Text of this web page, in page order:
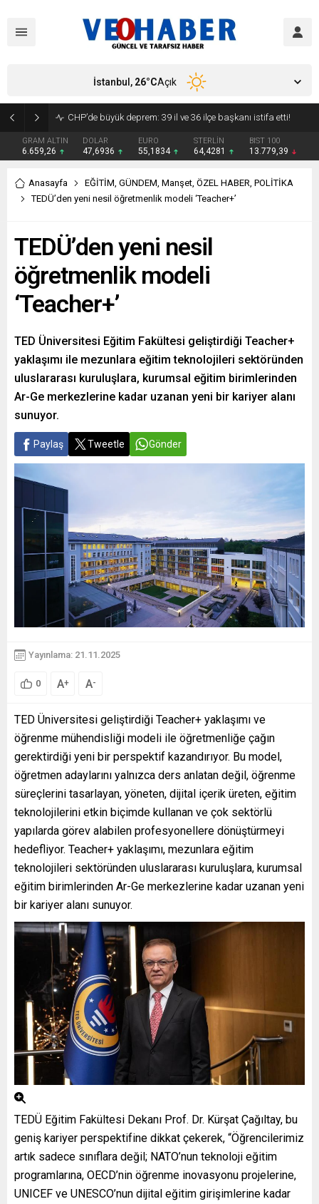
GRAM ALTIN
6.659,26
DOLAR
47,6936
EURO
55,1834
STERLİN
64,4281
BIST 100
13.779,39
İstanbul, 26°CAçık
Anasayfa EĞİTİM, GÜNDEM, Manşet, ÖZEL HABER, POLİTİKA
TEDÜ’den yeni nesil öğretmenlik modeli ‘Teacher+’
TEDÜ’den yeni nesil
öğretmenlik modeli
‘Teacher+’
TED Üniversitesi Eğitim Fakültesi geliştirdiği Teacher+
yaklaşımı ile mezunlara eğitim teknolojileri sektöründen
uluslararası kuruluşlara, kurumsal eğitim birimlerinden
Ar-Ge merkezlerine kadar uzanan yeni bir kariyer alanı
sunuyor.
Paylaş Tweetle Gönder
Yayınlama: 21.11.2025
0 A+ A-
TED Üniversitesi geliştirdiği Teacher+ yaklaşımı ve
öğrenme mühendisliği modeli ile öğretmenliğe çağın
gerektirdiği yeni bir perspektif kazandırıyor. Bu model,
öğretmen adaylarını yalnızca ders anlatan değil, öğrenme
süreçlerini tasarlayan, yöneten, dijital içerik üreten, eğitim
teknolojilerini etkin biçimde kullanan ve çok sektörlü
yapılarda görev alabilen profesyonellere dönüştürmeyi
hedefliyor. Teacher+ yaklaşımı, mezunlara eğitim
teknolojileri sektöründen uluslararası kuruluşlara, kurumsal
eğitim birimlerinden Ar-Ge merkezlerine kadar uzanan yeni
bir kariyer alanı sunuyor.
TEDÜ Eğitim Fakültesi Dekanı Prof. Dr. Kürşat Çağıltay, bu
geniş kariyer perspektifine dikkat çekerek, “Öğrencilerimiz
artık sadece sınıflara değil; NATO’nun teknoloji eğitim
programlarına, OECD’nin öğrenme inovasyonu projelerine,
UNICEF ve UNESCO’nun dijital eğitim girişimlerine kadar